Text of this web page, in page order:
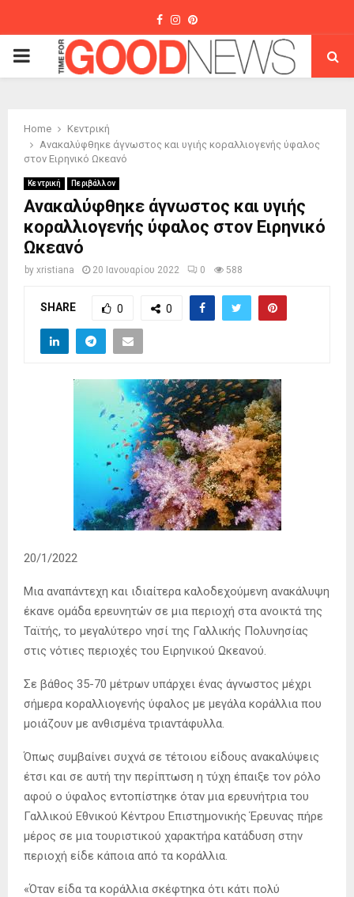
Facebook
Instagram
Pinterest
PRIMARY
Home
Κεντρική
Ανακαλύφθηκε άγνωστος και υγιής κοραλλιογενής ύφαλος
στον Ειρηνικό Ωκεανό
Κεντρική Περιβάλλον
Ανακαλύφθηκε άγνωστος και υγιής
κοραλλιογενής ύφαλος στον Ειρηνικό
Ωκεανό
by xristiana 20 Ιανουαρίου 2022 0 588
SHARE 0 0
20/1/2022
Μια αναπάντεχη και ιδιαίτερα καλοδεχούμενη ανακάλυψη
έκανε ομάδα ερευνητών σε μια περιοχή στα ανοικτά της
Ταϊτής, το μεγαλύτερο νησί της Γαλλικής Πολυνησίας
στις νότιες περιοχές του Ειρηνικού Ωκεανού.
Σε βάθος 35-70 μέτρων υπάρχει ένας άγνωστος μέχρι
σήμερα κοραλλιογενής ύφαλος με μεγάλα κοράλλια που
μοιάζουν με ανθισμένα τριαντάφυλλα.
Όπως συμβαίνει συχνά σε τέτοιου είδους ανακαλύψεις
έτσι και σε αυτή την περίπτωση η τύχη έπαιξε τον ρόλο
αφού ο ύφαλος εντοπίστηκε όταν μια ερευνήτρια του
Γαλλικού Εθνικού Κέντρου Επιστημονικής Έρευνας πήρε
μέρος σε μια τουριστικού χαρακτήρα κατάδυση στην
περιοχή είδε κάποια από τα κοράλλια.
«Όταν είδα τα κοράλλια σκέφτηκα ότι κάτι πολύ